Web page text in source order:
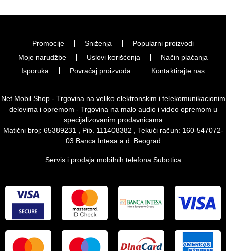
Promocije Sniženja
Popularni proizvodi
Moje narudžbe
Uslovi korišćenja
Način plaćanja
Isporuka
Povraćaj proizvoda Kontaktirajte nas
Net Mobil Shop - Trgovina na veliko elektronskim i telekomunikacionim
delovima i opremom - Trgovina na malo audio i video opremom u
specijalizovanim prodavnicama
Matični broj: 65389231 , Pib. 111408382 , Tekući račun: 160-547072-
03 Banca Intesa a.d. Beograd
Servis i prodaja mobilnih telefona Subotica